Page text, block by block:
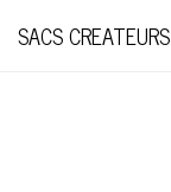
SACS CREATEURS